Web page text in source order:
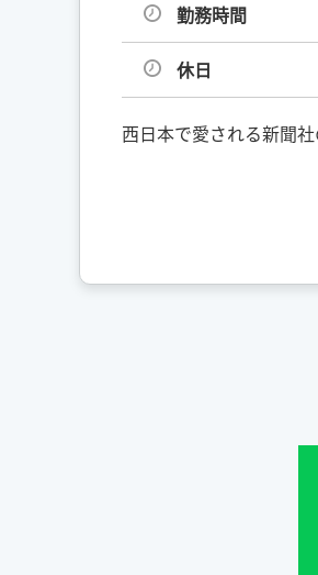
勤務時間
休日
西日本で愛される新聞